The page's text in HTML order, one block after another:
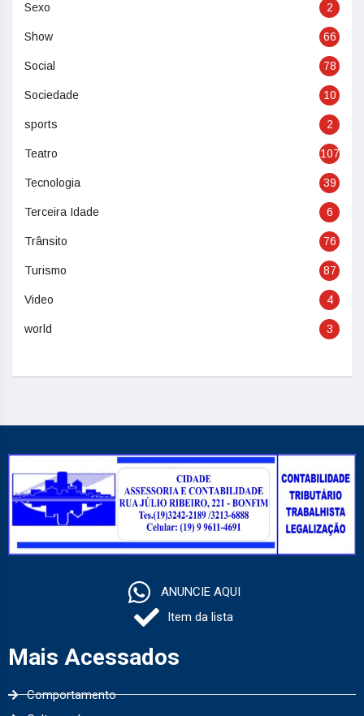
Sexo 2
Show 66
Social 78
Sociedade 10
sports 2
Teatro 107
Tecnologia 39
Terceira Idade 6
Trânsito 76
Turismo 87
Video 4
world 3
ANUNCIE AQUI
Item da lista
Mais Acessados
Comportamento